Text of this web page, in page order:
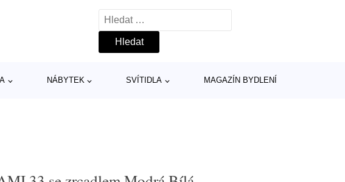
Vyhledávání
NÁBYTEK SVÍTIDLA MAGAZÍN BYDLENÍ